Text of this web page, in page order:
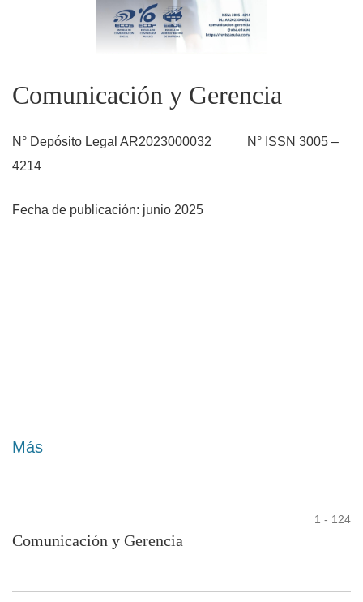
Comunicación y Gerencia
N° Depósito Legal AR2023000032 N° ISSN 3005 –
4214
Fecha de publicación: junio 2025
Más
1 - 124
Comunicación y Gerencia